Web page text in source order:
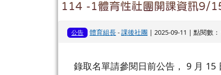
114 -1體育性社團開課資訊9/
公告 體育組長-課後社團 | 2025-09-11 | 點閱數
錄取名單請參閱日前公告， 9 月 15